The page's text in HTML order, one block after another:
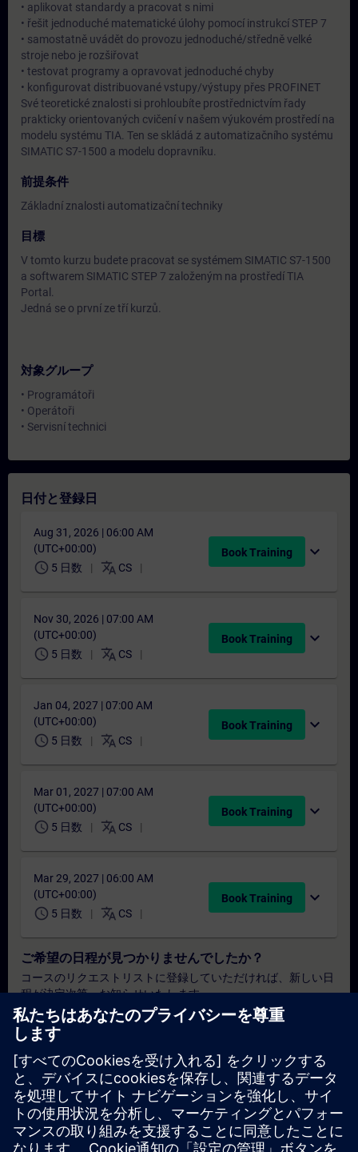
• aplikovat standardy a pracovat s nimi
• řešit jednoduché matematické úlohy pomocí instrukcí STEP 7
• samostatně uvádět do provozu jednoduché/středně velké
stroje nebo je rozšiřovat
• testovat programy a opravovat jednoduché chyby
• konfigurovat distribuované vstupy/výstupy přes PROFINET
Své teoretické znalosti si prohloubíte prostřednictvím řady
prakticky orientovaných cvičení v našem výukovém prostředí na
modelu systému TIA. Ten se skládá z automatizačního systému
SIMATIC S7-1500 a modelu dopravníku.
前提条件
Základní znalosti automatizační techniky
目標
V tomto kurzu budete pracovat se systémem SIMATIC S7-1500
a softwarem SIMATIC STEP 7 založeným na prostředí TIA
Portal.
Jedná se o první ze tří kurzů.
対象グループ
• Programátoři
• Operátoři
• Servisní technici
日付と登録日
Aug 31, 2026 | 06:00 AM
(UTC+00:00)
schedule 5 日数 translate CS
Book Training expand_more
Nov 30, 2026 | 07:00 AM
(UTC+00:00)
schedule 5 日数 translate CS
Book Training expand_more
Jan 04, 2027 | 07:00 AM
(UTC+00:00)
schedule 5 日数 translate CS
Book Training expand_more
Mar 01, 2027 | 07:00 AM
(UTC+00:00)
schedule 5 日数 translate CS
Book Training expand_more
Mar 29, 2027 | 06:00 AM
(UTC+00:00)
schedule 5 日数 translate CS
Book Training expand_more
ご希望の日程が見つかりませんでしたか？
コースのリクエストリストに登録していただければ、新しい日
程が決定次第、お知らせいたします。
通知サービスを有効にする
個別見積もり
本トレーニングの標準価格表（例：購買部門向け）をご希望の
場合は、以下のリンクをクリックしてください。まず、お客様
の基本情報をご入力いただくと、その後、見積書がメールで送